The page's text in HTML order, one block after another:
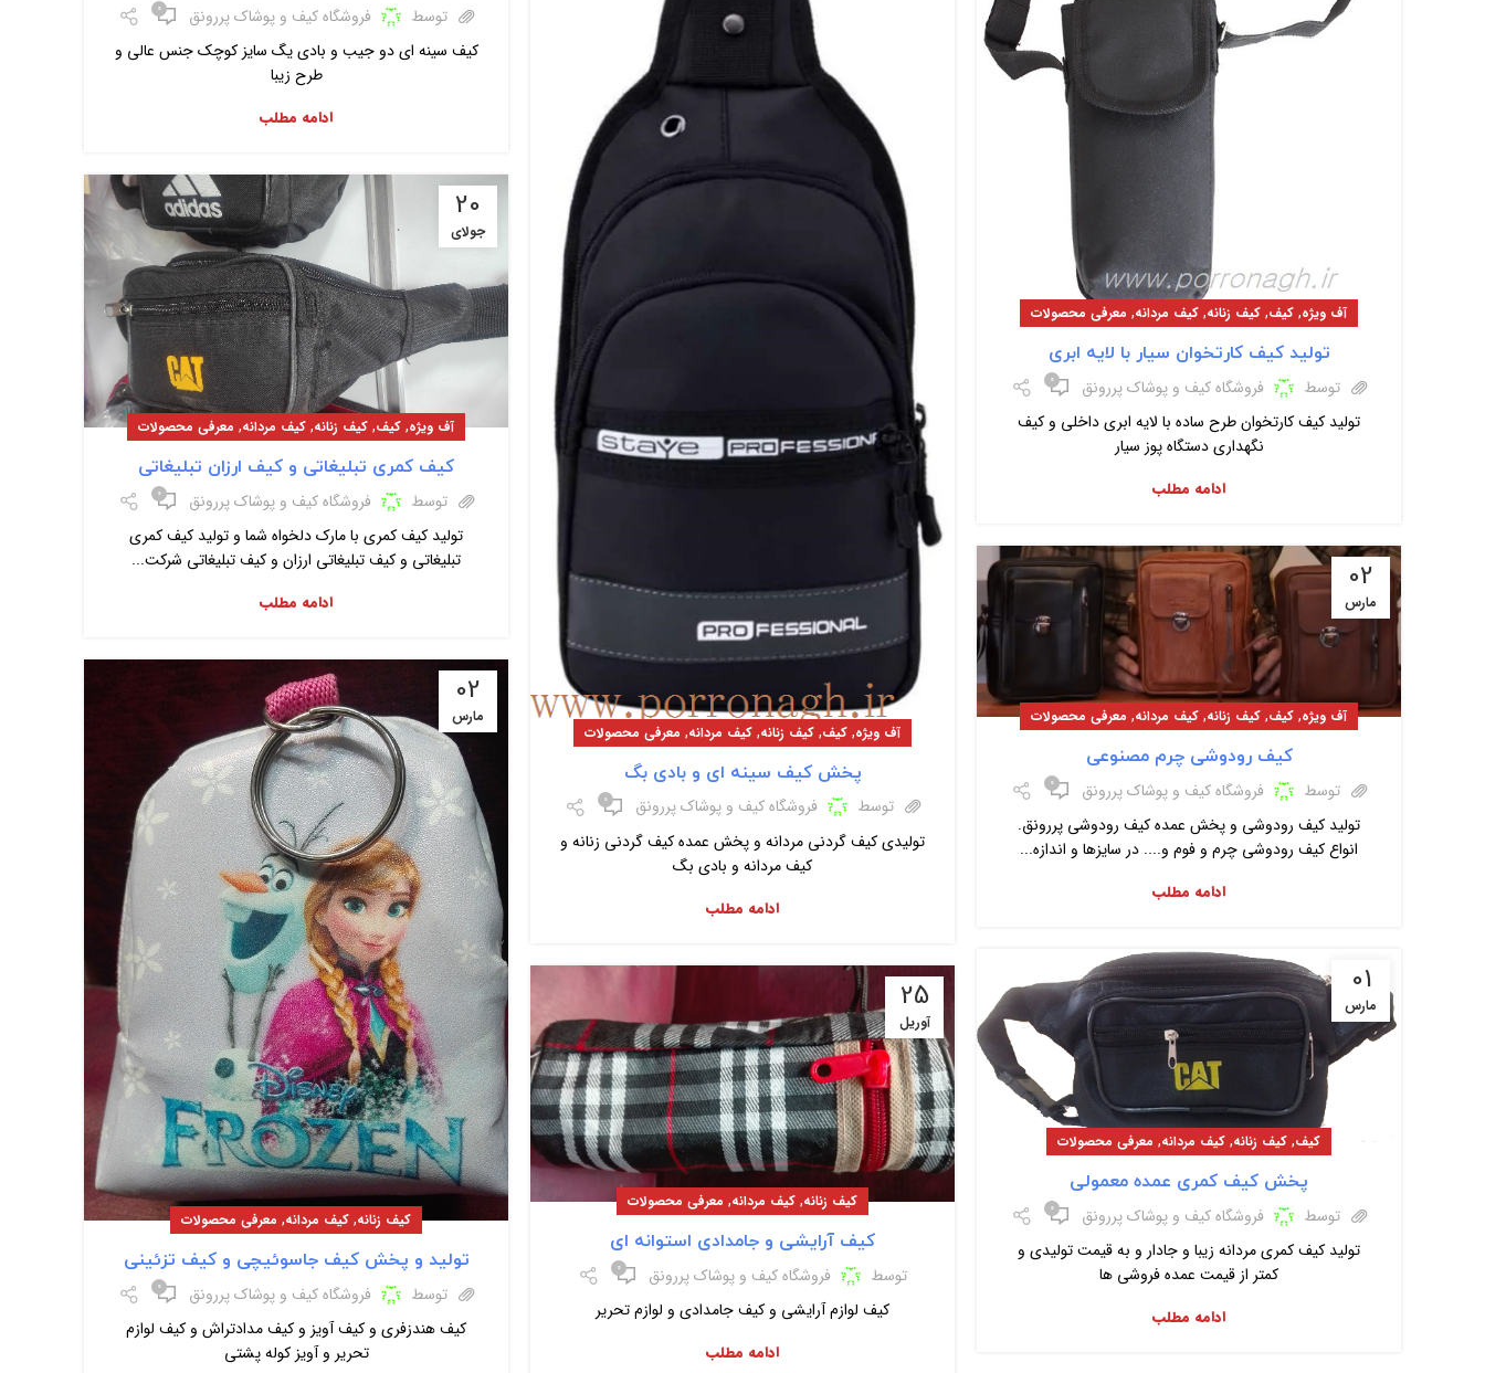
توسط فروشگاه کیف و پوشاک پررونق ۰
کیف سینه ای دو جیب و بادی یگ سایز کوچک جنس عالی و
طرح زیبا
ادامه مطلب
آف ویژه, کیف, کیف زنانه, کیف مردانه, معرفی محصولات
تولید کیف کارتخوان سیار با لایه ابری
توسط فروشگاه کیف و پوشاک پررونق ۰
تولید کیف کارتخوان طرح ساده با لایه ابری داخلی و کیف
نگهداری دستگاه پوز سیار
ادامه مطلب
آف ویژه, کیف, کیف زنانه, کیف مردانه, معرفی محصولات
پخش کیف سینه ای و بادی بگ
توسط فروشگاه کیف و پوشاک پررونق ۰
تولیدی کیف گردنی مردانه و پخش عمده کیف گردنی زنانه و
کیف مردانه و بادی بگ
ادامه مطلب
20
جولای
آف ویژه, کیف, کیف زنانه, کیف مردانه, معرفی محصولات
کیف کمری تبلیغاتی و کیف ارزان تبلیغاتی
توسط فروشگاه کیف و پوشاک پررونق ۰
تولید کیف کمری با مارک دلخواه شما و تولید کیف کمری
تبلیغاتی و کیف تبلیغاتی ارزان و کیف تبلیغاتی شرکت...
ادامه مطلب
02
مارس
آف ویژه, کیف, کیف زنانه, کیف مردانه, معرفی محصولات
کیف رودوشی چرم مصنوعی
توسط فروشگاه کیف و پوشاک پررونق ۰
تولید کیف رودوشی و پخش عمده کیف رودوشی پررونق.
انواع کیف رودوشی چرم و فوم و.... در سایزها و اندازه...
ادامه مطلب
02
مارس
کیف زنانه, کیف مردانه, معرفی محصولات
تولید و پخش کیف جاسوئیچی و کیف تزئینی
توسط فروشگاه کیف و پوشاک پررونق ۰
کیف هندزفری و کیف آویز و کیف مدادتراش و کیف لوازم
تحریر و آویز کوله پشتی
01
مارس
کیف, کیف زنانه, کیف مردانه, معرفی محصولات
پخش کیف کمری عمده معمولی
توسط فروشگاه کیف و پوشاک پررونق ۰
تولید کیف کمری مردانه زیبا و جادار و به قیمت تولیدی و
کمتر از قیمت عمده فروشی ها
ادامه مطلب
25
آوریل
کیف زنانه, کیف مردانه, معرفی محصولات
کیف آرایشی و جامدادی استوانه ای
توسط فروشگاه کیف و پوشاک پررونق ۰
کیف لوازم آرایشی و کیف جامدادی و لوازم تحریر
ادامه مطلب